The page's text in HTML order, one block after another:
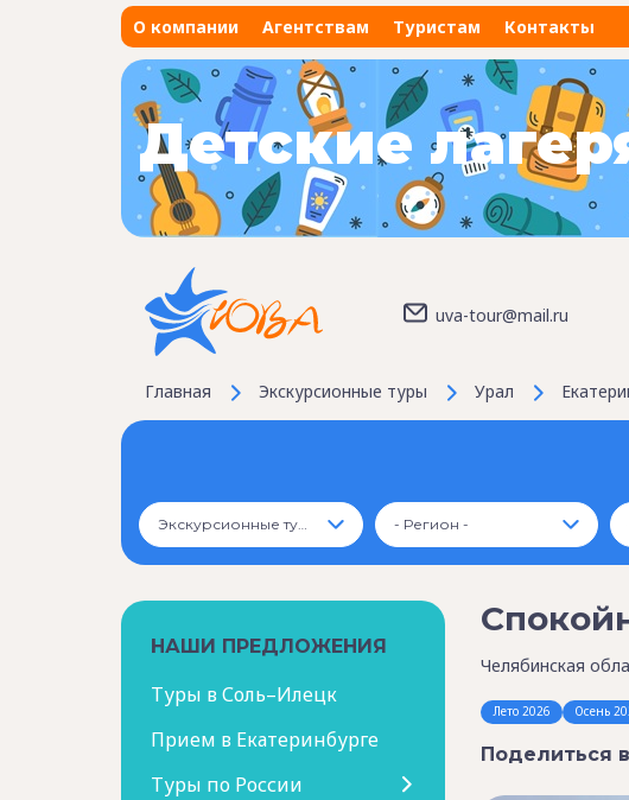
О компании Агентствам Туристам Контакты
Детские
uva-tour@mail.ru
Главная Экскурсионные туры Урал
Экскурсионные туры - Регион -
НАШИ ПРЕДЛОЖЕНИЯ
Туры в Соль–Илецк
Прием в Екатеринбурге
Туры по России
Челябинская
Лето 2026 Осень
Поделиться